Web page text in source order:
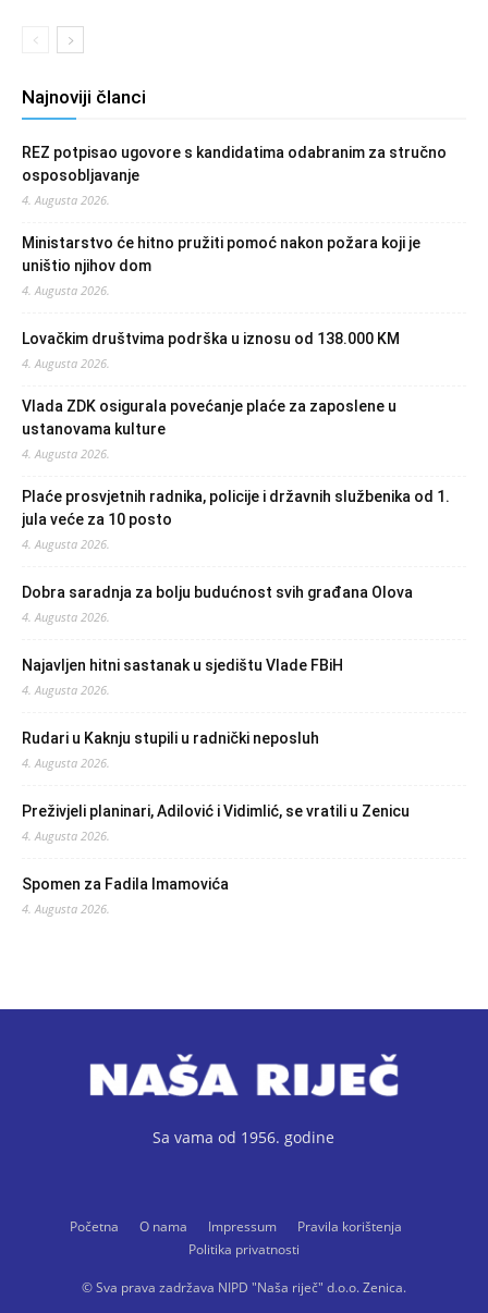
Najnoviji članci
REZ potpisao ugovore s kandidatima odabranim za stručno
osposobljavanje
4. Augusta 2026.
Ministarstvo će hitno pružiti pomoć nakon požara koji je
uništio njihov dom
4. Augusta 2026.
Lovačkim društvima podrška u iznosu od 138.000 KM
4. Augusta 2026.
Vlada ZDK osigurala povećanje plaće za zaposlene u
ustanovama kulture
4. Augusta 2026.
Plaće prosvjetnih radnika, policije i državnih službenika od 1.
jula veće za 10 posto
4. Augusta 2026.
Dobra saradnja za bolju budućnost svih građana Olova
4. Augusta 2026.
Najavljen hitni sastanak u sjedištu Vlade FBiH
4. Augusta 2026.
Rudari u Kaknju stupili u radnički neposluh
4. Augusta 2026.
Preživjeli planinari, Adilović i Vidimlić, se vratili u Zenicu
4. Augusta 2026.
Spomen za Fadila Imamovića
4. Augusta 2026.
Sa vama od 1956. godine
Početna O nama Impressum
Pravila korištenja
Politika privatnosti
© Sva prava zadržava NIPD "Naša riječ" d.o.o. Zenica.